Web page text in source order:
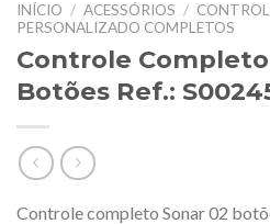
INÍCIO / ACESSÓRIOS /
PERSONALIZADO COMPLETOS
Controle Completo
Botões Ref.:
Controle completo Sonar 02